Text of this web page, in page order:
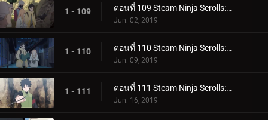
1 - 109 ตอนที่ 109 Steam Ninja Scrolls: มันฝรั่งแผ่นทอดและก้อนหินยักษ์!
Jun. 02, 2019
1 - 110 ตอนที่ 110 Steam Ninja Scrolls: น้ำพุร้อนฟื้นคืนชีพ!
Jun. 09, 2019
1 - 111 ตอนที่ 111 Steam Ninja Scrolls: ราชาแห่งมิไร!
Jun. 16, 2019